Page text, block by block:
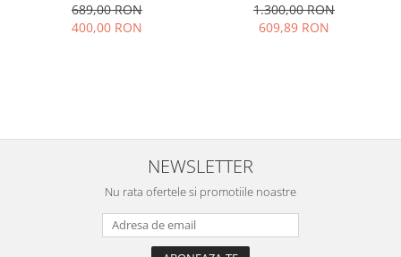
689,00 RON
400,00 RON
1.300,00 RON
609,89 RON
NEWSLETTER
Nu rata ofertele si promotiile noastre